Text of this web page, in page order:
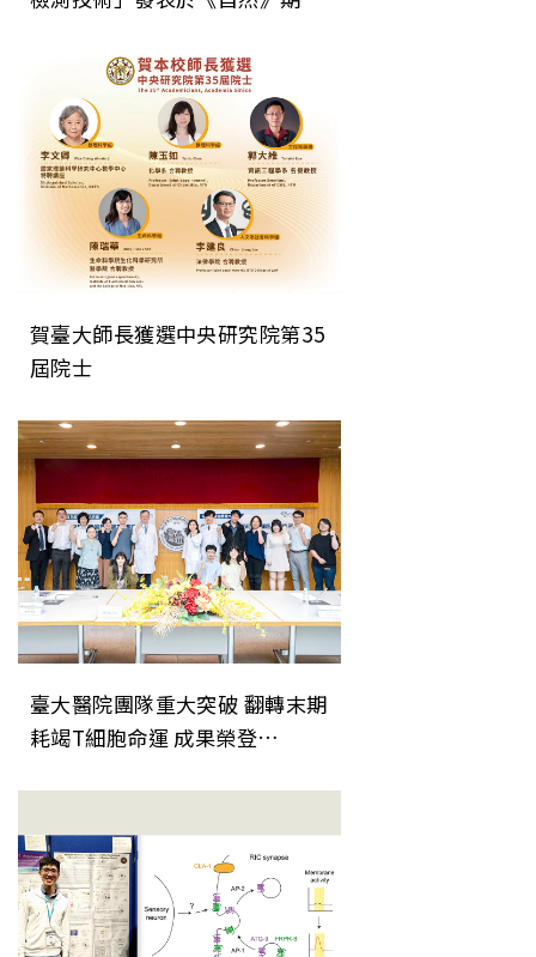
直接檢測技術
賀臺大師長獲選中央研究院第35
屆院士
臺大醫院團隊重大突破 翻轉末期
耗竭T細胞命運 成果榮登